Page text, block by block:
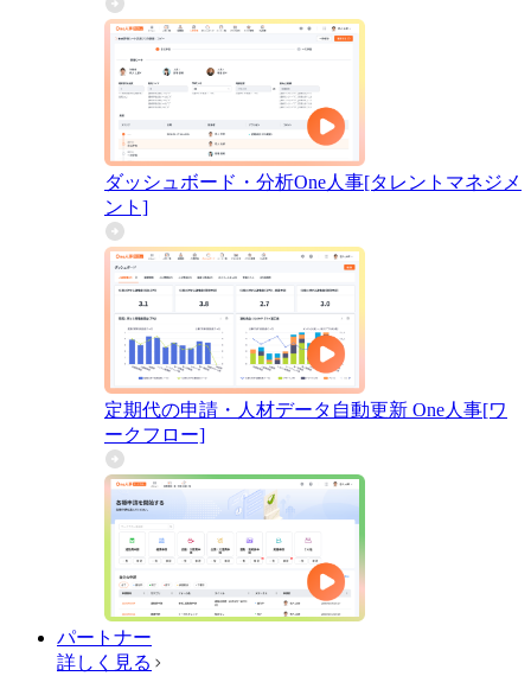
ダッシュボード・分析One人事[タレントマネジメ
ント]
定期代の申請・人材データ自動更新 One人事[ワ
ークフロー]
パートナー
詳しく見る